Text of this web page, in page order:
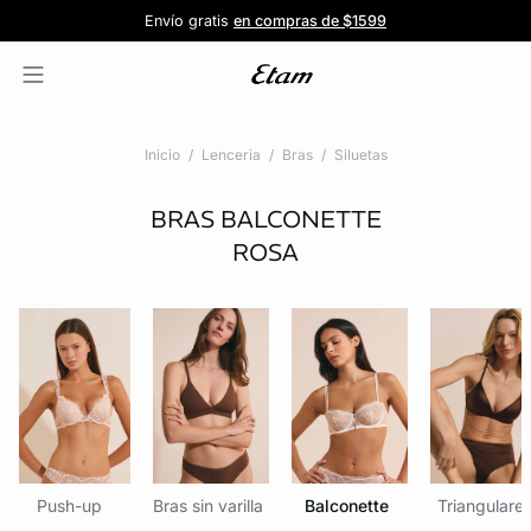
-20% en tu primera ordenal iniciar sesión
Beneficio exclusivo para clientes nuevosÚnete a ETAM
Forma parte de la familia ETAMy recibe -20% en tu primer pedido
Envío gratis en compras de $1599
Inicio Lenceria Bras Siluetas
BRAS BALCONETTE
ROSA
Push-up Bras sin varilla Balconette Triangulares